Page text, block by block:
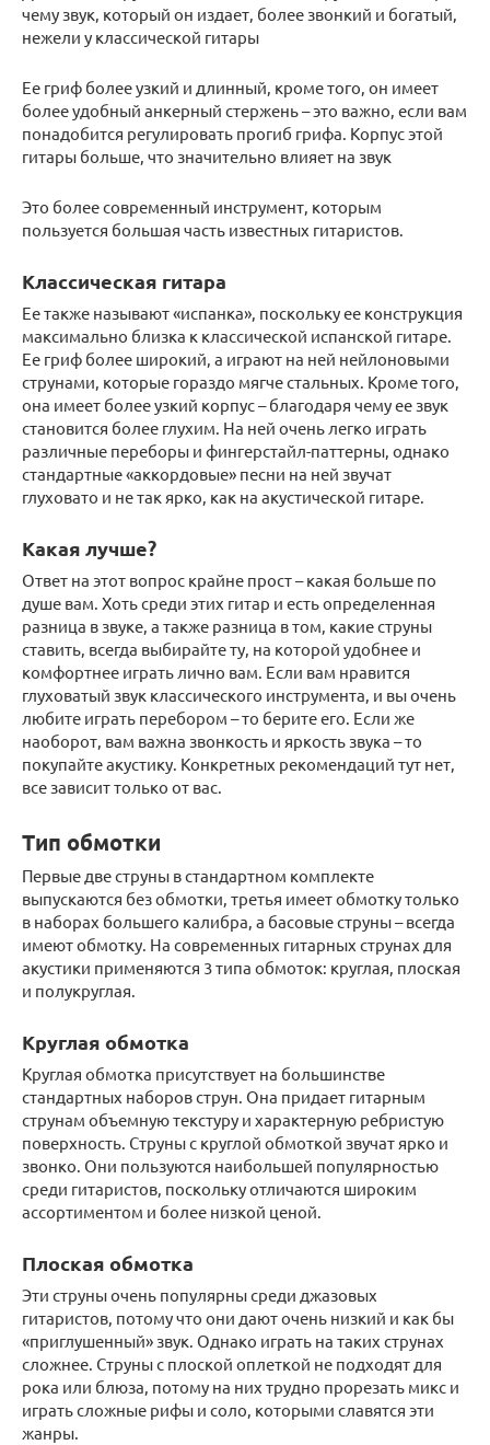
чему звук, который он издает, более звонкий и богатый,
нежели у классической гитары
Ее гриф более узкий и длинный, кроме того, он имеет
более удобный анкерный стержень – это важно, если вам
понадобится регулировать прогиб грифа. Корпус этой
гитары больше, что значительно влияет на звук
Это более современный инструмент, которым
пользуется большая часть известных гитаристов.
Классическая гитара
Ее также называют «испанка», поскольку ее конструкция
максимально близка к классической испанской гитаре.
Ее гриф более широкий, а играют на ней нейлоновыми
струнами, которые гораздо мягче стальных. Кроме того,
она имеет более узкий корпус – благодаря чему ее звук
становится более глухим. На ней очень легко играть
различные переборы и фингерстайл-паттерны, однако
стандартные «аккордовые» песни на ней звучат
глуховато и не так ярко, как на акустической гитаре.
Какая лучше?
Ответ на этот вопрос крайне прост – какая больше по
душе вам. Хоть среди этих гитар и есть определенная
разница в звуке, а также разница в том, какие струны
ставить, всегда выбирайте ту, на которой удобнее и
комфортнее играть лично вам. Если вам нравится
глуховатый звук классического инструмента, и вы очень
любите играть перебором – то берите его. Если же
наоборот, вам важна звонкость и яркость звука – то
покупайте акустику. Конкретных рекомендаций тут нет,
все зависит только от вас.
Тип обмотки
Первые две струны в стандартном комплекте
выпускаются без обмотки, третья имеет обмотку только
в наборах большего калибра, а басовые струны – всегда
имеют обмотку. На современных гитарных струнах для
акустики применяются 3 типа обмоток: круглая, плоская
и полукруглая.
Круглая обмотка
Круглая обмотка присутствует на большинстве
стандартных наборов струн. Она придает гитарным
струнам объемную текстуру и характерную ребристую
поверхность. Струны с круглой обмоткой звучат ярко и
звонко. Они пользуются наибольшей популярностью
среди гитаристов, поскольку отличаются широким
ассортиментом и более низкой ценой.
Плоская обмотка
Эти струны очень популярны среди джазовых
гитаристов, потому что они дают очень низкий и как бы
«приглушенный» звук. Однако играть на таких струнах
сложнее. Струны с плоской оплеткой не подходят для
рока или блюза, потому на них трудно прорезать микс и
играть сложные рифы и соло, которыми славятся эти
жанры.